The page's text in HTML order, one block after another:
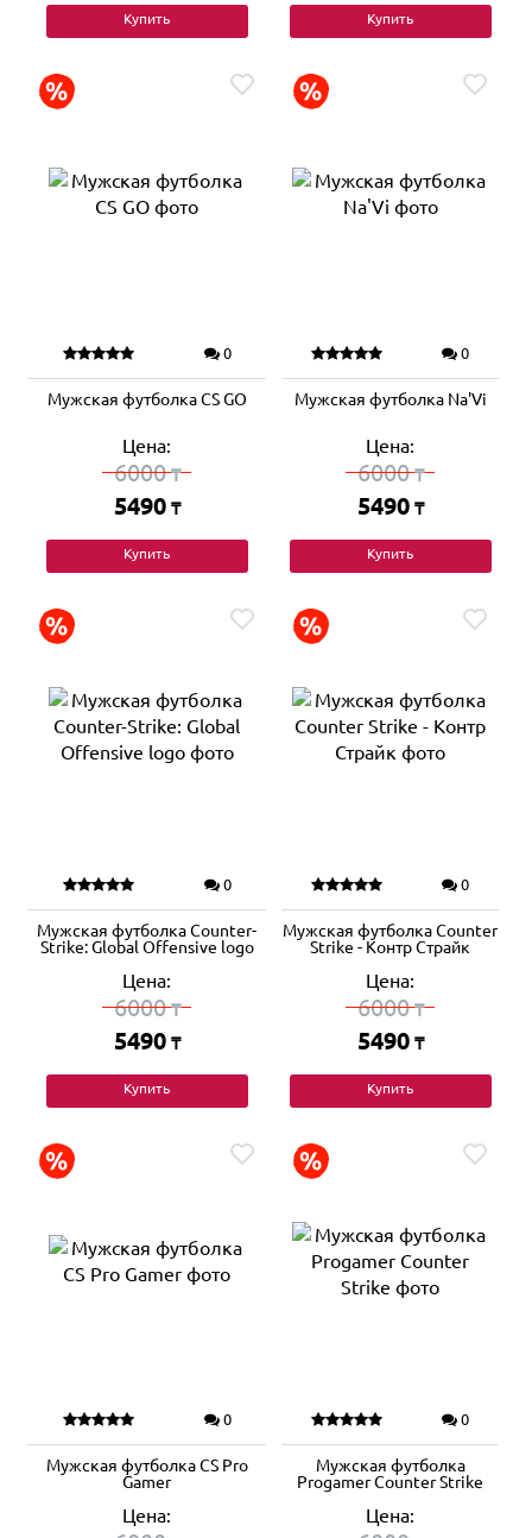
Купить Купить
0
Мужская футболка CS GO
Цена:
6000₸
5490 ₸
Купить
0
Мужская футболка Na'Vi
Цена:
6000₸
5490 ₸
Купить
0
Мужская футболка Counter-
Strike: Global Offensive logo
Цена:
6000₸
5490 ₸
Купить
0
Мужская футболка Counter
Strike - Контр Страйк
Цена:
6000₸
5490 ₸
Купить
0
Мужская футболка CS Pro
Gamer
Цена:
0
Мужская футболка
Progamer Counter Strike
Цена: